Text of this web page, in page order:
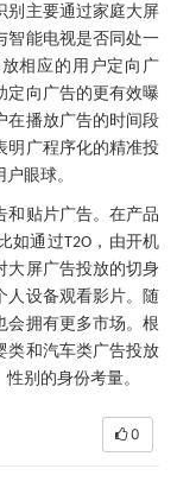
别主要通过家庭大屏
智能电视是否同处一
相应的用户定向广
定向广告的更有效曝
在播放广告的时间段
明广程序化的精准投
户眼球。
和贴片广告。 在产品
比如通过T2O ， 由开机
大屏广告投放的切身
人设备观看影片。
随
会拥有更多市场。根
类和汽车类广告投放
性别的身份考量。
0